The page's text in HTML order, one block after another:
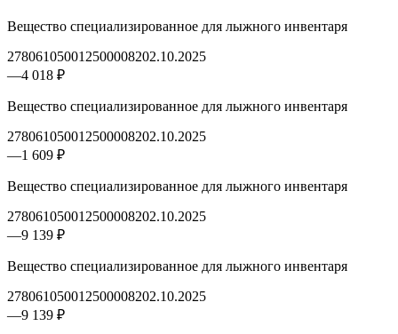
Вещество специализированное для лыжного инвентаря
278061050012500008202.10.2025
—4 018 ₽
Вещество специализированное для лыжного инвентаря
278061050012500008202.10.2025
—1 609 ₽
Вещество специализированное для лыжного инвентаря
278061050012500008202.10.2025
—9 139 ₽
Вещество специализированное для лыжного инвентаря
278061050012500008202.10.2025
—9 139 ₽